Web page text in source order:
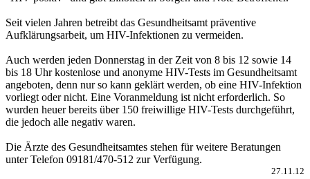
Seit vielen Jahren betreibt das Gesundheitsamt präventive
Aufklärungsarbeit, um HIV-Infektionen zu vermeiden.
Auch werden jeden Donnerstag in der Zeit von 8 bis 12 sowie 14
bis 18 Uhr kostenlose und anonyme HIV-Tests im Gesundheitsamt
angeboten, denn nur so kann geklärt werden, ob eine HIV-Infektion
vorliegt oder nicht. Eine Voranmeldung ist nicht erforderlich. So
wurden heuer bereits über 150 freiwillige HIV-Tests durchgeführt,
die jedoch alle negativ waren.
Die Ärzte des Gesundheitsamtes stehen für weitere Beratungen
unter Telefon 09181/470-512 zur Verfügung.
27.11.12